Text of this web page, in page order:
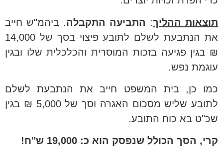
תוצאות ההליך: התביעה התקבלה. ביהמ"ש חייב
את הנתבעת לשלם לתובע פיצוי בסך של 14,000
₪ בגין פגיעה בזכות המוסרית והכלכלית שלו ובגין
עוגמת נפש.
כמו כן, בית המשפט חייב את הנתבעת לשלם
לתובע שליש מסכום האגרה וסך של 5,000 ₪ בגין
שכ"ט בא כוח התובע.
קרי, הסך הכולל שנפסק הוא כ: 19,000 ש"ח!